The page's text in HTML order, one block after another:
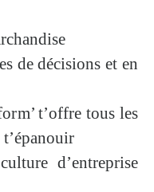
de décisions et en
t’offre tous les
d’entreprise